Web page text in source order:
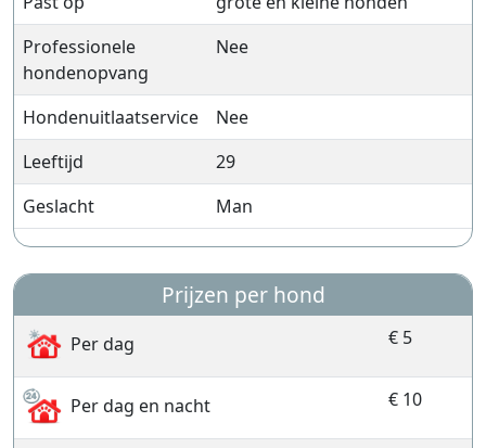
Professionele
hondenopvang
Nee
Hondenuitlaatservice
Nee
Leeftijd
29
Geslacht
Man
Prijzen per hond
Per dag € 5
Per dag en nacht € 10